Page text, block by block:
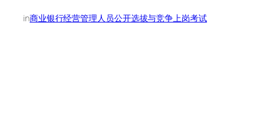
in商业银行经营管理人员公开选拔与竞争上岗考试